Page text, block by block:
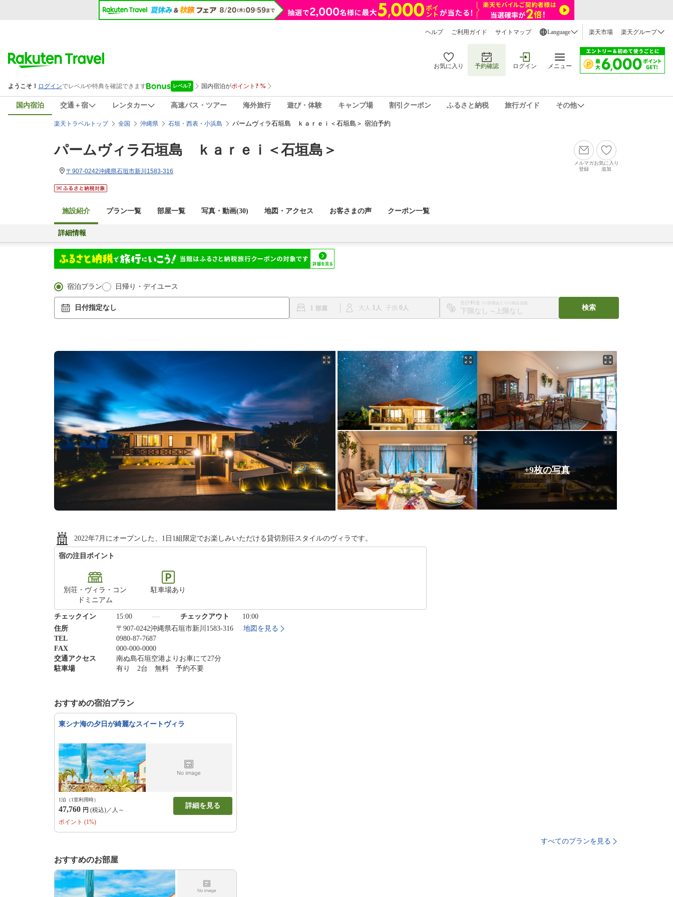
ヘルプ ご利用ガイド サイトマップ Language 楽天市場 楽天グループ
お気に入り 予約確認 ログイン メニュー
国内宿泊 交通＋宿 レンタカー 高速バス・ツアー 海外旅行 遊び・体験 キャンプ場 割引クーポン ふるさと納税 旅行ガイド その他
楽天トラベルトップ 全国 沖縄県 石垣・西表・小浜島 パームヴィラ石垣島 ｋａｒｅｉ＜石垣島＞ 宿泊予約
パームヴィラ石垣島 ｋａｒｅｉ＜石垣島＞
〒907-0242沖縄県石垣市新川1583-316
メルマガ
登録
お気に入り
追加
施設紹介 プラン一覧 部屋一覧 写真・動画(30) 地図・アクセス お客さまの声 クーポン一覧
詳細情報
宿泊プラン 日帰り・デイユース
日付指定なし 1 大人 1 子供 0
合計料金 ※1部屋あたりの税込金額
〜
検索
+9枚の写真
2022年7月にオープンした、1日1組限定でお楽しみいただける貸切別荘スタイルのヴィラです。
宿の注目ポイント
別荘・ヴィラ・コン
ドミニアム
駐車場あり
チェックイン 15:00 チェックアウト
10:00
住所
〒907-0242沖縄県石垣市新川1583-316
地図を見る
TEL
0980-87-7687
FAX
000-000-0000
交通アクセス
南ぬ島石垣空港よりお車にて27分
駐車場
有り 2台 無料 予約不要
おすすめの宿泊プラン
東シナ海の夕日が綺麗なスイートヴィラ
1泊（1室利用時）
47,760 円 (税込)／人～
詳細を見る
ポイント (1%)
すべてのプランを見る
おすすめのお部屋